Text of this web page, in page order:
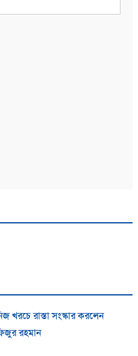
খরচে রাস্তা সংস্কার করলেন
রহমান